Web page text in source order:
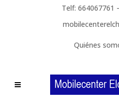
Telf: 664067761
Quiénes